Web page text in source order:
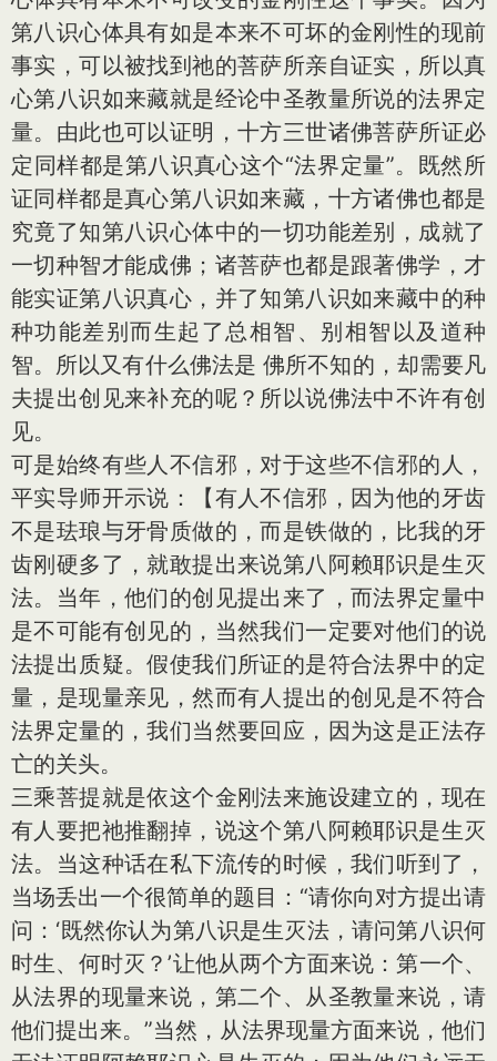
第八识心体具有如是本来不可坏的金刚性的现前
事实，可以被找到祂的菩萨所亲自证实，所以真
心第八识如来藏就是经论中圣教量所说的法界定
量。由此也可以证明，十方三世诸佛菩萨所证必
定同样都是第八识真心这个“法界定量”。既然所
证同样都是真心第八识如来藏，十方诸佛也都是
究竟了知第八识心体中的一切功能差别，成就了
一切种智才能成佛；诸菩萨也都是跟著佛学，才
能实证第八识真心，并了知第八识如来藏中的种
种功能差别而生起了总相智、别相智以及道种
智。所以又有什么佛法是 佛所不知的，却需要凡
夫提出创见来补充的呢？所以说佛法中不许有创
见。
可是始终有些人不信邪，对于这些不信邪的人，
平实导师开示说：【有人不信邪，因为他的牙齿
不是珐琅与牙骨质做的，而是铁做的，比我的牙
齿刚硬多了，就敢提出来说第八阿赖耶识是生灭
法。当年，他们的创见提出来了，而法界定量中
是不可能有创见的，当然我们一定要对他们的说
法提出质疑。假使我们所证的是符合法界中的定
量，是现量亲见，然而有人提出的创见是不符合
法界定量的，我们当然要回应，因为这是正法存
亡的关头。
三乘菩提就是依这个金刚法来施设建立的，现在
有人要把祂推翻掉，说这个第八阿赖耶识是生灭
法。当这种话在私下流传的时候，我们听到了，
当场丢出一个很简单的题目：“请你向对方提出请
问：‘既然你认为第八识是生灭法，请问第八识何
时生、何时灭？’让他从两个方面来说：第一个、
从法界的现量来说，第二个、从圣教量来说，请
他们提出来。”当然，从法界现量方面来说，他们